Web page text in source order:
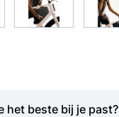
het beste bij je past?